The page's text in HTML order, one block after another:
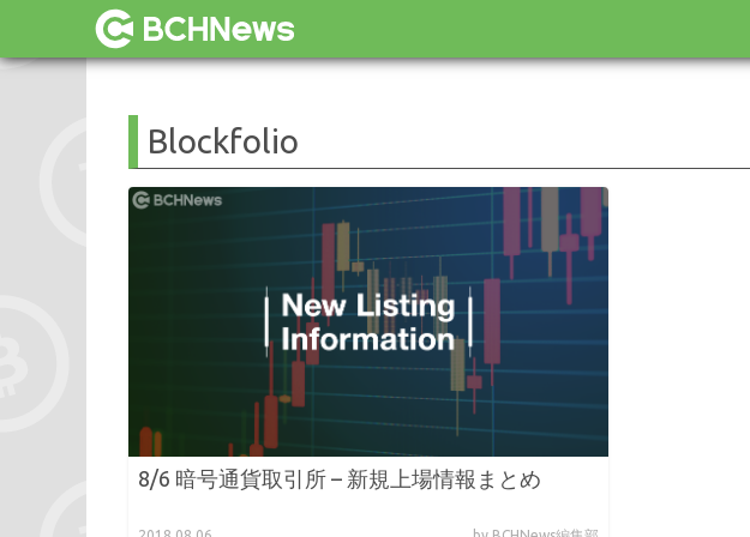
Blockfolio
8/6 暗号通貨取引所 – 新規上場情報まとめ